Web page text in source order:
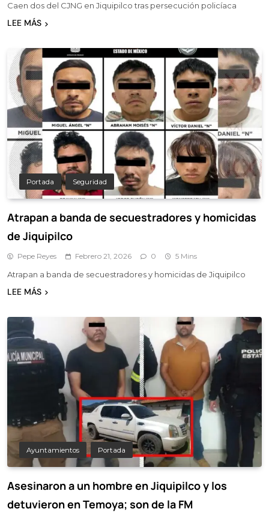
Caen dos del CJNG en Jiquipilco tras persecución policíaca
LEE MÁS
Portada Seguridad
Atrapan a banda de secuestradores y homicidas
de Jiquipilco
Pepe Reyes Febrero 21, 2026 0 5 Mins
Atrapan a banda de secuestradores y homicidas de Jiquipilco
LEE MÁS
Ayuntamientos Portada
Asesinaron a un hombre en Jiquipilco y los
detuvieron en Temoya; son de la FM